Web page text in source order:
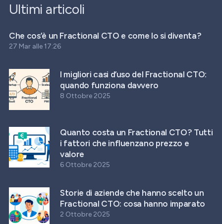
Ultimi articoli
Che cos’è un Fractional CTO e come lo si diventa?
27 Mar alle 17:26
I migliori casi d’uso del Fractional CTO:
quando funziona davvero
8 Ottobre 2025
Quanto costa un Fractional CTO? Tutti
i fattori che influenzano prezzo e
valore
6 Ottobre 2025
Storie di aziende che hanno scelto un
Fractional CTO: cosa hanno imparato
2 Ottobre 2025